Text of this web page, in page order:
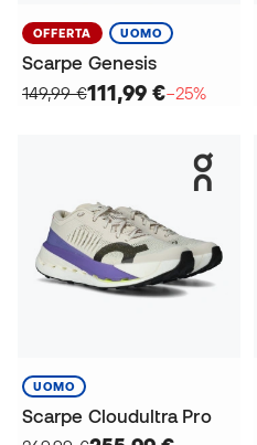
OFFERTA UOMO
Scarpe Genesis
149,99 €111,99 €−25%
UOMO
Scarpe Cloudultra Pro